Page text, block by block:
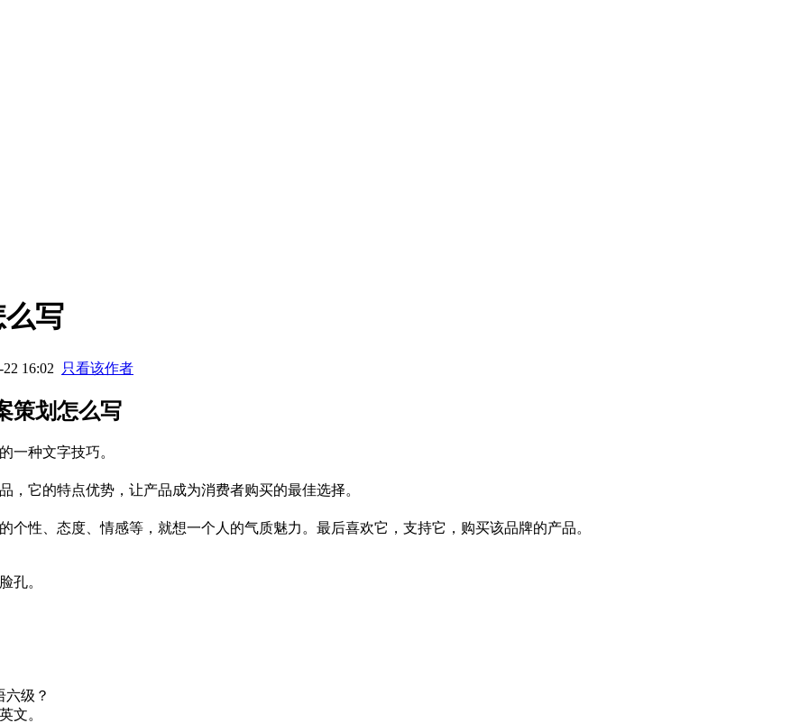
写
16:02 只看该作者
策划怎么写
一种文字技巧。
，它的特点优势，让产品成为消费者购买的最佳选择。
个性、态度、情感等，就想一个人的气质魅力。最后喜欢它，支持它，购买该品牌的产品。
孔。
六级？
文。